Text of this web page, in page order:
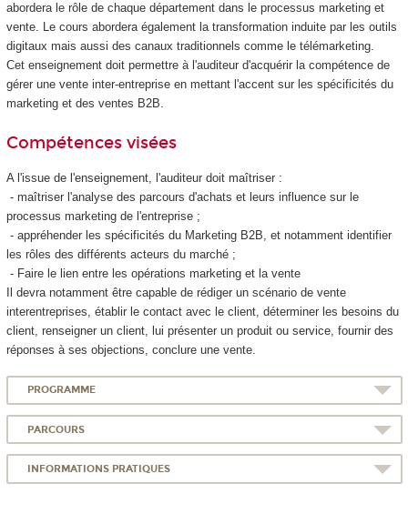
abordera le rôle de chaque département dans le processus marketing et
vente. Le cours abordera également la transformation induite par les outils
digitaux mais aussi des canaux traditionnels comme le télémarketing.
Cet enseignement doit permettre à l'auditeur d'acquérir la compétence de
gérer une vente inter-entreprise en mettant l'accent sur les spécificités du
marketing et des ventes B2B.
Compétences visées
A l'issue de l'enseignement, l'auditeur doit maîtriser :
- maîtriser l'analyse des parcours d'achats et leurs influence sur le
processus marketing de l'entreprise ;
- appréhender les spécificités du Marketing B2B, et notamment identifier
les rôles des différents acteurs du marché ;
- Faire le lien entre les opérations marketing et la vente
Il devra notamment être capable de rédiger un scénario de vente
interentreprises, établir le contact avec le client, déterminer les besoins du
client, renseigner un client, lui présenter un produit ou service, fournir des
réponses à ses objections, conclure une vente.
PROGRAMME
PARCOURS
INFORMATIONS PRATIQUES